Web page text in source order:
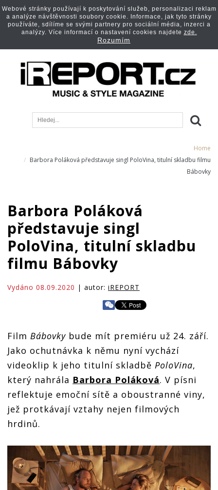
Home
Barbora Poláková představuje singl PoloVina, titulní skladbu filmu
Bábovky
Barbora Poláková
představuje singl
PoloVina, titulní skladbu
filmu Bábovky
Vydáno 08.09.2020 | autor: iREPORT
Film Bábovky bude mít premiéru už 24. září.
Jako ochutnávka k němu nyní vychází
videoklip k jeho titulní skladbě PoloVina,
který nahrála Barbora Poláková. V písni
reflektuje emoční sítě a oboustranné viny,
jež protkávají vztahy nejen filmových
hrdinů.
Webové stránky používají k poskytování služeb, personalizaci reklam
a analýze návštěvnosti soubory cookie. Informace, jak tyto stránky
používáte, sdílíme se svými partnery pro sociální média, inzerci a
analýzy. Více informací o nastavení cookies najdete zde.
Rozumím